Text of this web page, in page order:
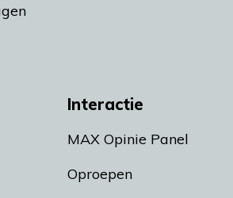
Interactie
MAX Opinie Panel
Oproepen